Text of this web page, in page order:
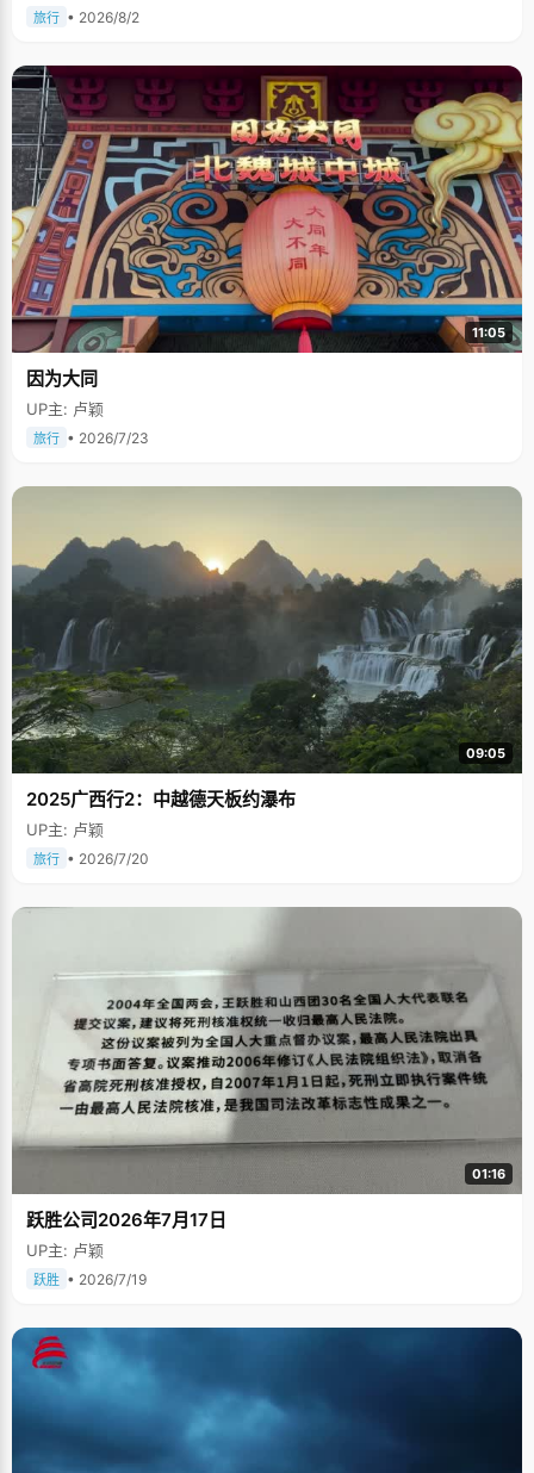
旅行 • 2026/8/2
11:05
因为大同
UP主: 卢颖
旅行 • 2026/7/23
09:05
2025广西行2：中越德天板约瀑布
UP主: 卢颖
旅行 • 2026/7/20
01:16
跃胜公司2026年7月17日
UP主: 卢颖
跃胜 • 2026/7/19